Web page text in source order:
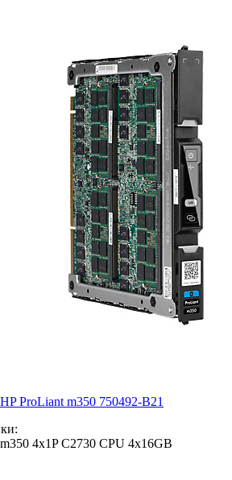
ProLiant m350 750492-B21
4x1P C2730 CPU 4x16GB